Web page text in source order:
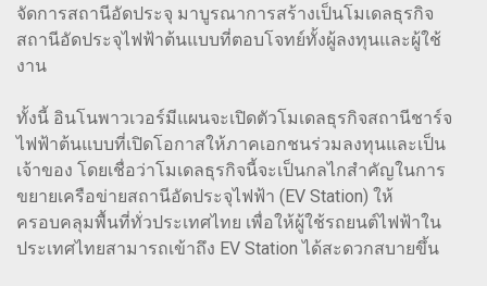
จัดการสถานีอัดประจุ มาบูรณาการสร้างเป็นโมเดลธุรกิจ
สถานีอัดประจุไฟฟ้าต้นแบบที่ตอบโจทย์ทั้งผู้ลงทุนและผู้ใช้
งาน
ทั้งนี้ อินโนพาวเวอร์มีแผนจะเปิดตัวโมเดลธุรกิจสถานีชาร์จ
ไฟฟ้าต้นแบบที่เปิดโอกาสให้ภาคเอกชนร่วมลงทุนและเป็น
เจ้าของ โดยเชื่อว่าโมเดลธุรกิจนี้จะเป็นกลไกสำคัญในการ
ขยายเครือข่ายสถานีอัดประจุไฟฟ้า (EV Station) ให้
ครอบคลุมพื้นที่ทั่วประเทศไทย เพื่อให้ผู้ใช้รถยนต์ไฟฟ้าใน
ประเทศไทยสามารถเข้าถึง EV Station ได้สะดวกสบายขึ้น